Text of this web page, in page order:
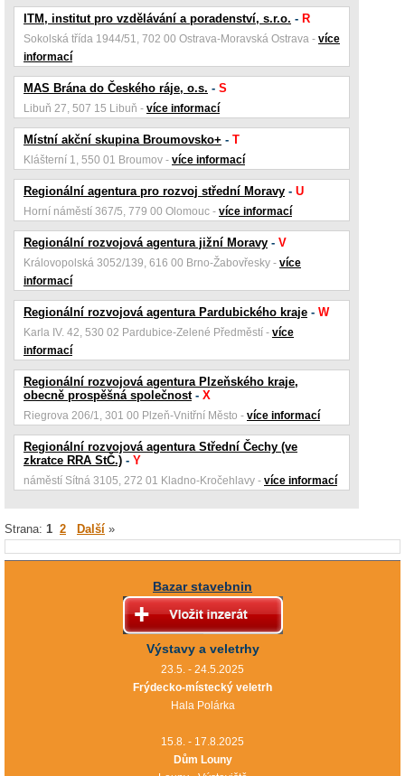
ITM, institut pro vzdělávání a poradenství, s.r.o. - R
Sokolská třída 1944/51, 702 00 Ostrava-Moravská Ostrava - více
informací
MAS Brána do Českého ráje, o.s. - S
Libuň 27, 507 15 Libuň - více informací
Místní akční skupina Broumovsko+ - T
Klášterní 1, 550 01 Broumov - více informací
Regionální agentura pro rozvoj střední Moravy - U
Horní náměstí 367/5, 779 00 Olomouc - více informací
Regionální rozvojová agentura jižní Moravy - V
Královopolská 3052/139, 616 00 Brno-Žabovřesky - více
informací
Regionální rozvojová agentura Pardubického kraje - W
Karla IV. 42, 530 02 Pardubice-Zelené Předměstí - více
informací
Regionální rozvojová agentura Plzeňského kraje,
obecně prospěšná společnost- X
Riegrova 206/1, 301 00 Plzeň-Vnitřní Město - více informací
Regionální rozvojová agentura Střední Čechy (ve
zkratce RRA StČ.) - Y
náměstí Sítná 3105, 272 01 Kladno-Kročehlavy - více informací
Strana: 1 2 Další »
Bazar stavebnin
Výstavy a veletrhy
23.5. - 24.5.2025
Frýdecko-místecký veletrh
Hala Polárka
15.8. - 17.8.2025
Dům Louny